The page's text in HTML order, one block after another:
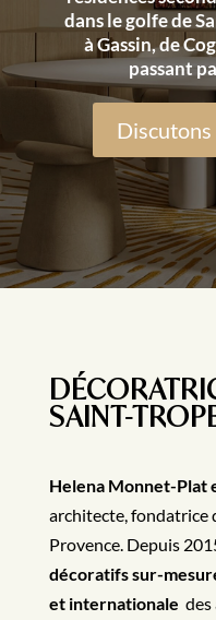
dans le golfe de
à Gassin, de
passant
SAINT-
Helena Monnet-Plat
architecte, fondatrice
Provence. Depuis
décoratifs sur-
et internationale des